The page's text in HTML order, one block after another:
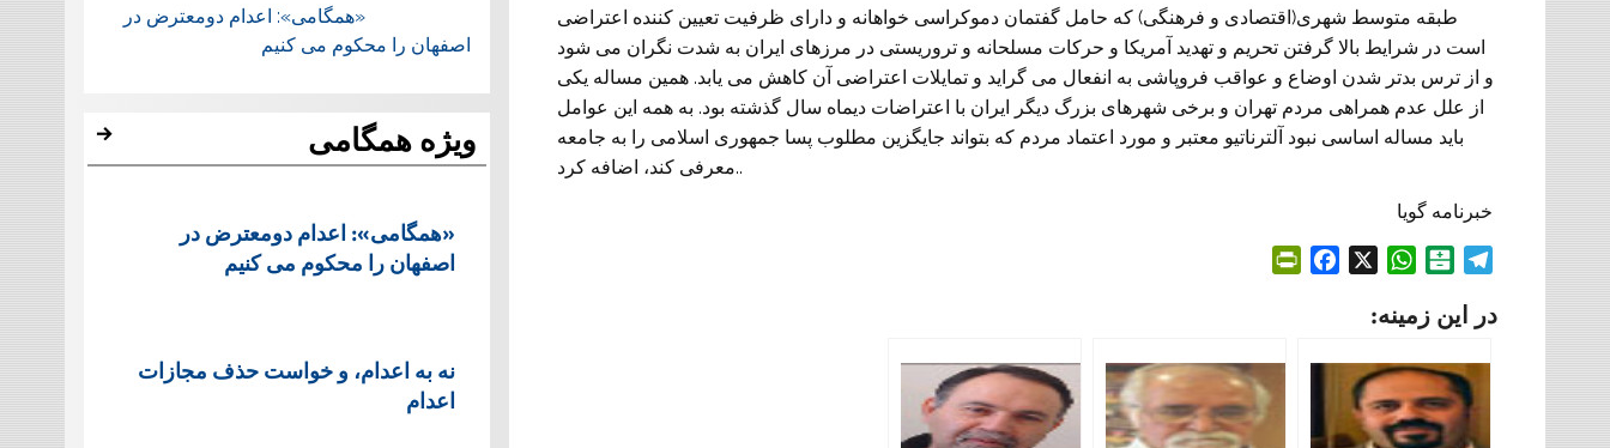
طبقه متوسط شهری(اقتصادی و فرهنگی) که حامل گفتمان دموکراسی خواهانه و دارای ظرفیت تعیین کننده اعتراضی
است در شرایط بالا گرفتن تحریم و تهدید آمریکا و حرکات مسلحانه و تروریستی در مرزهای ایران به شدت نگران می شود
و از ترس بدتر شدن اوضاع و عواقب فروپاشی به انفعال می گراید و تمایلات اعتراضی آن کاهش می یابد. همین مساله یکی
از علل عدم همراهی مردم تهران و برخی شهرهای بزرگ دیگر ایران با اعتراضات دیماه سال گذشته بود. به همه این عوامل
باید مساله اساسی نبود آلترناتیو معتبر و مورد اعتماد مردم که بتواند جایگزین مطلوب پسا جمهوری اسلامی را به جامعه
معرفی کند، اضافه کرد..
خبرنامه گویا
l
g
r
a
l
t
a
r
W
a
s
A
p
o
F
در این زمینه:
«همگامی»: اعدام دومعترض در
اصفهان را محکوم می کنیم
ویژه همگامی
«همگامی»: اعدام دومعترض در
اصفهان را محکوم می کنیم
نه به اعدام، و خواست حذف مجازات
اعدام